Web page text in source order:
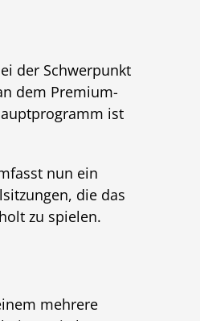
der Schwerpunkt
dem Premium-
ist
nun ein
die das
zu spielen.
mehrere